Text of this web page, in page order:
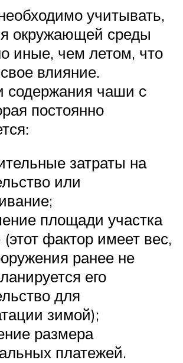
учитывать,
окружающей среды
иные, чем летом, что
влияние.
содержания чаши с
постоянно
затраты на
или
площади участка
фактор имеет вес,
ранее не
его
для
зимой);
размера
платежей.